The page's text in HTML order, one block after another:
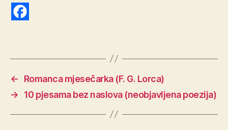
←
Romanca mjesečarka (F. G. Lorca)
→
10 pjesama bez naslova (neobjavljena poezija)